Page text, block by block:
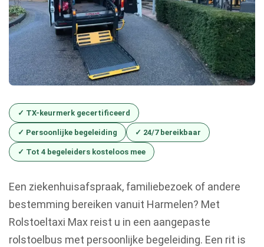
✓ TX-keurmerk gecertificeerd
✓ Persoonlijke begeleiding ✓ 24/7 bereikbaar
✓ Tot 4 begeleiders kosteloos mee
Een ziekenhuisafspraak, familiebezoek of andere
bestemming bereiken vanuit Harmelen? Met
Rolstoeltaxi Max reist u in een aangepaste
rolstoelbus met persoonlijke begeleiding. Een rit is